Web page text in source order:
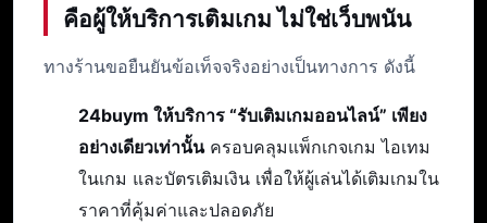
คือผู้ให้บริการเติมเกม ไม่ใช่เว็บพนัน
ทางร้านขอยืนยันข้อเท็จจริงอย่างเป็นทางการ ดังนี้
24buym ให้บริการ “รับเติมเกมออนไลน์” เพียง
อย่างเดียวเท่านั้นครอบคลุมแพ็กเกจเกม ไอเทม
ในเกม และบัตรเติมเงิน เพื่อให้ผู้เล่นได้เติมเกมใน
ราคาที่คุ้มค่าและปลอดภัย